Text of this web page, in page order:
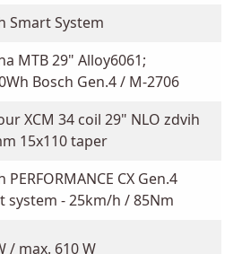
Smart System
MTB 29" Alloy6061;
Bosch Gen.4 / M-2706
XCM 34 coil 29" NLO zdvih
15x110 taper
PERFORMANCE CX Gen.4
system - 25km/h / 85Nm
/ max. 610 W